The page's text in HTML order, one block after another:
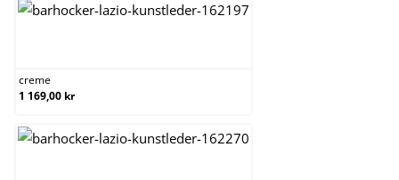
creme
1 169,00 kr